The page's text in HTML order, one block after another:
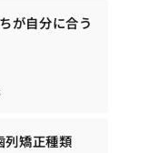
が自分に合う
列矯正種類